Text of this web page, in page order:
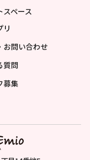
スペース
リ
お問い合わせ
質問
募集